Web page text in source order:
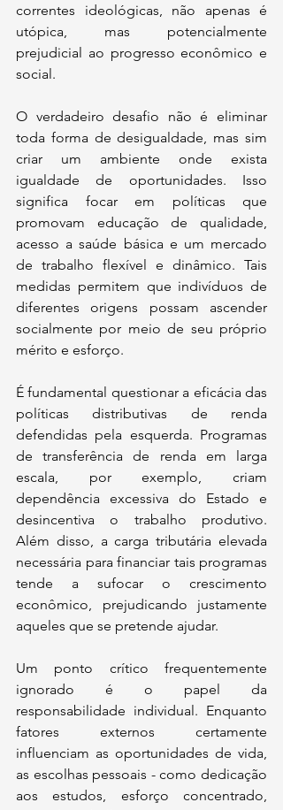
correntes ideológicas, não apenas é
utópica, mas potencialmente
prejudicial ao progresso econômico e
social.
O verdadeiro desafio não é eliminar
toda forma de desigualdade, mas sim
criar um ambiente onde exista
igualdade de oportunidades. Isso
significa focar em políticas que
promovam educação de qualidade,
acesso a saúde básica e um mercado
de trabalho flexível e dinâmico. Tais
medidas permitem que indivíduos de
diferentes origens possam ascender
socialmente por meio de seu próprio
mérito e esforço.
É fundamental questionar a eficácia das
políticas distributivas de renda
defendidas pela esquerda. Programas
de transferência de renda em larga
escala, por exemplo, criam
dependência excessiva do Estado e
desincentiva o trabalho produtivo.
Além disso, a carga tributária elevada
necessária para financiar tais programas
tende a sufocar o crescimento
econômico, prejudicando justamente
aqueles que se pretende ajudar.
Um ponto crítico frequentemente
ignorado é o papel da
responsabilidade individual. Enquanto
fatores externos certamente
influenciam as oportunidades de vida,
as escolhas pessoais - como dedicação
aos estudos, esforço concentrado,